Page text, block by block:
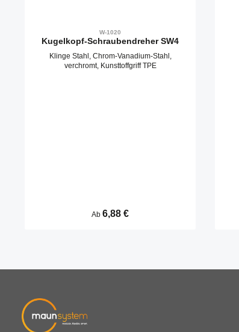
W-1020
Kugelkopf-Schraubendreher SW4
Klinge Stahl, Chrom-Vanadium-Stahl,
verchromt, Kunsttoffgriff TPE
Regulärer Preis:
Ab 6,88 €